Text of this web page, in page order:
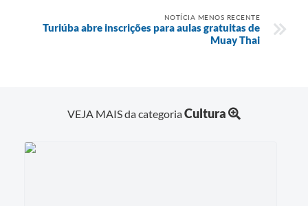
NOTÍCIA MENOS RECENTE
Turiúba abre inscrições para aulas gratuitas de
Muay Thai
VEJA MAIS da categoriaCultura